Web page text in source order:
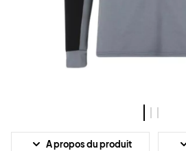
A propos du produit